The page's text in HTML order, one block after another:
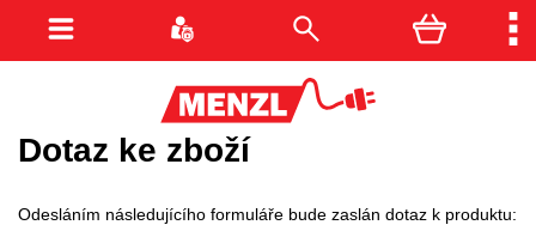
Dotaz ke zboží
Odesláním následujícího formuláře bude zaslán dotaz k produktu: